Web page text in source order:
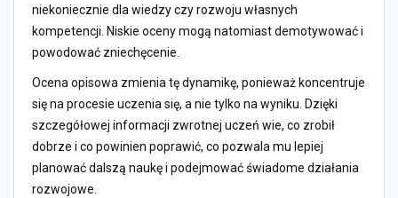
niekoniecznie dla wiedzy czy rozwoju własnych
kompetencji. Niskie oceny mogą natomiast demotywować i
powodować zniechęcenie.
Ocena opisowa zmienia tę dynamikę, ponieważ koncentruje
się na procesie uczenia się, a nie tylko na wyniku. Dzięki
szczegółowej informacji zwrotnej uczeń wie, co zrobił
dobrze i co powinien poprawić, co pozwala mu lepiej
planować dalszą naukę i podejmować świadome działania
rozwojowe.